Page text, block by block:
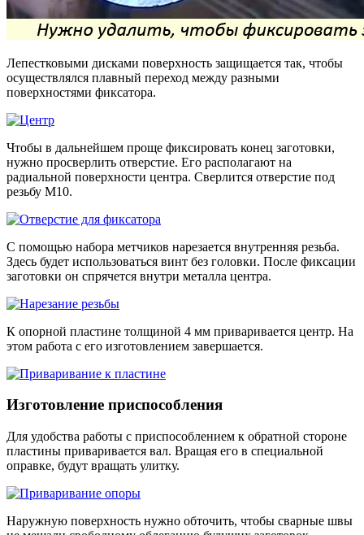
Лепестковыми дисками поверхность защищается так, чтобы
осуществлялся плавный переход между разными
поверхностями фиксатора.
Чтобы в дальнейшем проще фиксировать конец заготовки,
нужно просверлить отверстие. Его располагают на
радиальной поверхности центра. Сверлится отверстие под
резьбу М10.
С помощью набора метчиков нарезается внутренняя резьба.
Здесь будет использоваться винт без головки. После фиксации
заготовки он спрячется внутри металла центра.
К опорной пластине толщиной 4 мм приваривается центр. На
этом работа с его изготовлением завершается.
Изготовление приспособления
Для удобства работы с приспособлением к обратной стороне
пластины приваривается вал. Вращая его в специальной
оправке, будут вращать улитку.
Наружную поверхность нужно обточить, чтобы сварные швы